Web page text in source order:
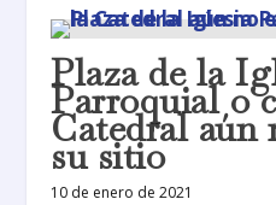
Plaza de la
Parroquial o
Catedral aún
su sitio
10 de enero de 2021